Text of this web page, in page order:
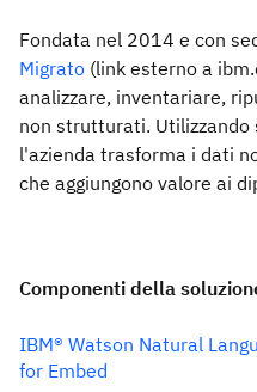
Fondata nel 2014 e con
Migrato (link esterno a
analizzare, inventariare,
non strutturati. Utilizzando
l'azienda trasforma i dati
che aggiungono valore ai
Componenti della
IBM® Watson Natural
for Embed